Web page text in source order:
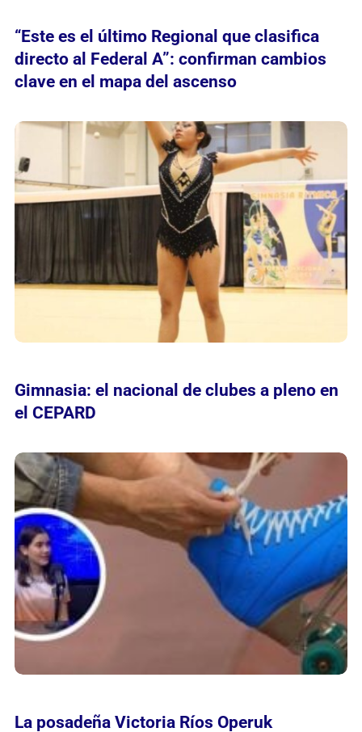
“Este es el último Regional que clasifica
directo al Federal A”: confirman cambios
clave en el mapa del ascenso
Gimnasia: el nacional de clubes a pleno en
el CEPARD
La posadeña Victoria Ríos Operuk